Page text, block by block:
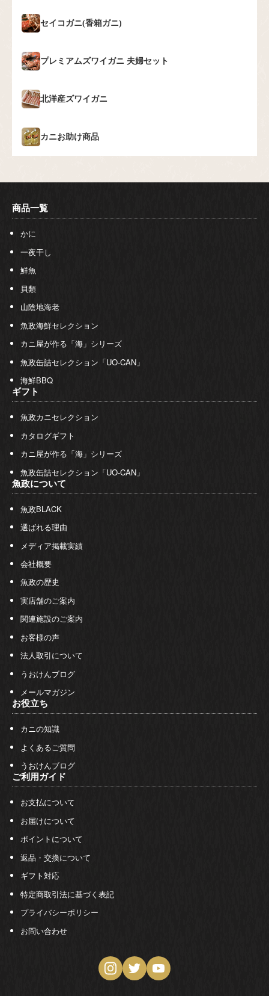
セイコガニ(香箱ガニ)
プレミアムズワイガニ 夫婦セット
北洋産ズワイガニ
カニお助け商品
商品一覧
かに
一夜干し
鮮魚
貝類
山陰地海老
魚政海鮮セレクション
カニ屋が作る「海」シリーズ
魚政缶詰セレクション「UO-CAN」
海鮮BBQ
ギフト
魚政カニセレクション
カタログギフト
カニ屋が作る「海」シリーズ
魚政缶詰セレクション「UO-CAN」
魚政について
魚政BLACK
選ばれる理由
メディア掲載実績
会社概要
魚政の歴史
実店舗のご案内
関連施設のご案内
お客様の声
法人取引について
うおけんブログ
メールマガジン
お役立ち
カニの知識
よくあるご質問
うおけんブログ
ご利用ガイド
お支払について
お届けについて
ポイントについて
返品・交換について
ギフト対応
特定商取引法に基づく表記
プライバシーポリシー
お問い合わせ